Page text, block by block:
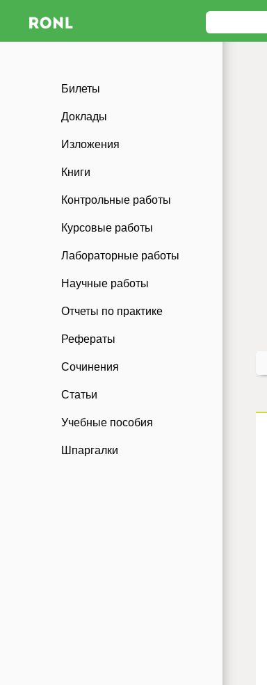
Билеты
Доклады
Изложения
Книги
Контрольные работы
Курсовые работы
Лабораторные работы
Научные работы
Отчеты по практике
Рефераты
Сочинения
Статьи
Учебные пособия
Шпаргалки